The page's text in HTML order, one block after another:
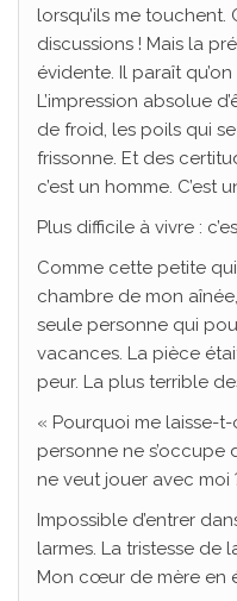
lorsqu’ils me touchent.
discussions ! Mais la
évidente. Il paraît
L’impression absolue
de froid, les poils qui
frissonne. Et des
c’est un homme. C’est
Plus difficile à vivre :
Comme cette petite
chambre de mon
seule personne qui
vacances. La pièce
peur. La plus terrible
« Pourquoi me laisse-
personne ne
ne veut jouer avec moi
Impossible d’entrer
larmes. La tristesse de
Mon cœur de mère en